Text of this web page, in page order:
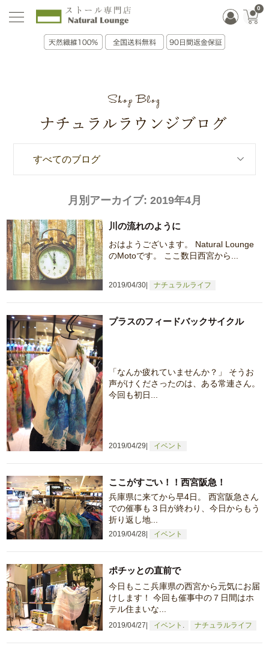
0
すべてのブログ
月別アーカイブ: 2019年4月
2019/04/30 ナチュラルライフ
川の流れのように
おはようございます。 Natural Lounge
のMotoです。 ここ数日西宮から...
2019/04/29 イベント
プラスのフィードバックサイクル
「なんか疲れていませんか？」 そうお
声がけくださったのは、ある常連さん。
今回も初日...
2019/04/28 イベント
ここがすごい！！西宮阪急！
兵庫県に来てから早4日。 西宮阪急さん
での催事も３日が終わり、今日からもう
折り返し地...
2019/04/27 イベント ナチュラルライフ
ポチッとの直前で
今日もここ兵庫県の西宮から元気にお届
けします！ 今回も催事中の７日間はホ
テル住まいな...